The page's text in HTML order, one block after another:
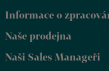
Informace o
Naše prodejna
Naši Sales Manageři